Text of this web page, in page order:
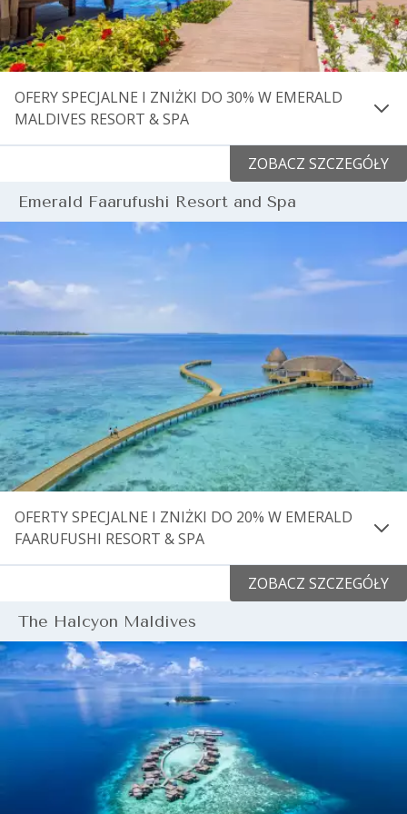
Obowiązują warunki ogólne.
OFERY SPECJALNE I ZNIŻKI DO 30% W EMERALD
MALDIVES RESORT & SPA
Zarezerwuj swój pobyt w Emerald Maldives Resort &
spa i ciesz się poniższymi korzyściami:
30% zniżki na wszystkie kategorie willi
Elastyczne zasady zmiany rezerwacji i anulowania
rezerwacji – rezerwuj bez ryzyka!
Ważne dla pobytów od 1 października 2024 do 23
grudnia 2025.
Obowiązują warunki ogólne oraz wykluczenia
niektórych terminów.
ZOBACZ SZCZEGÓŁY
Emerald Faarufushi Resort and Spa
OFERTY SPECJALNE I ZNIŻKI DO 20% W EMERALD
FAARUFUSHI RESORT & SPA
Zarezerwuj swój pobyt w Emerald Faarufushi Resort &
20% zniżką na zakwaterowanie
Oferta jest ważna na wszystkie pobyty od 1
października 2024 do 23 grudnia 2025.
Obowiązują warunki ogólne i wykluczenia niektórych
dat.
ZOBACZ SZCZEGÓŁY
The Halcyon Maldives